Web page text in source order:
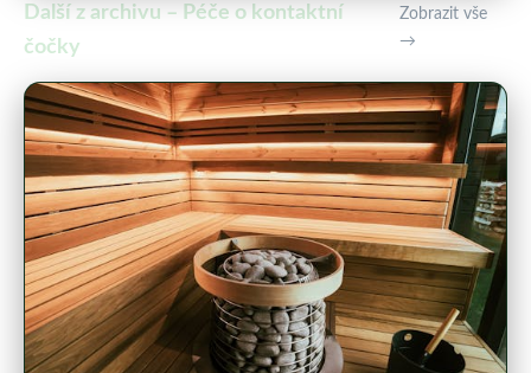
Další z archivu – Péče o kontaktní
čočky
Zobrazit vše
→